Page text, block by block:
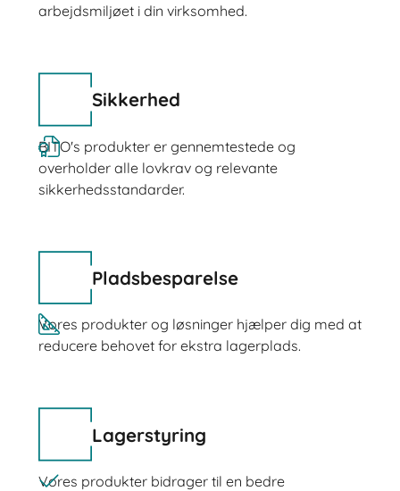
arbejdsmiljøet i din virksomhed.
Sikkerhed
BITO's produkter er gennemtestede og
overholder alle lovkrav og relevante
sikkerhedsstandarder.
Pladsbesparelse
Vores produkter og løsninger hjælper dig med at
reducere behovet for ekstra lagerplads.
Lagerstyring
Vores produkter bidrager til en bedre